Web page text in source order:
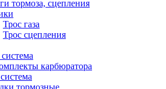
тормоза, сцепления
Трос газа
Трос сцепления
карбюратора
тормозные